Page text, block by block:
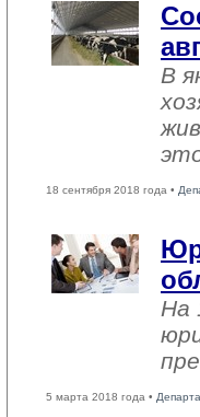
В
18 сентября 2018 года •
На
5 марта 2018 года •